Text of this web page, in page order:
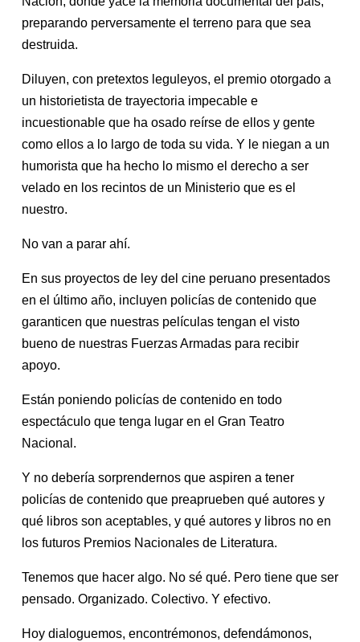
preparando perversamente el terreno para que sea
destruida.
Diluyen, con pretextos leguleyos, el premio otorgado a
un historietista de trayectoria impecable e
incuestionable que ha osado reírse de ellos y gente
como ellos a lo largo de toda su vida. Y le niegan a un
humorista que ha hecho lo mismo el derecho a ser
velado en los recintos de un Ministerio que es el
nuestro.
No van a parar ahí.
En sus proyectos de ley del cine peruano presentados
en el último año, incluyen policías de contenido que
garanticen que nuestras películas tengan el visto
bueno de nuestras Fuerzas Armadas para recibir
apoyo.
Están poniendo policías de contenido en todo
espectáculo que tenga lugar en el Gran Teatro
Nacional.
Y no debería sorprendernos que aspiren a tener
policías de contenido que preaprueben qué autores y
qué libros son aceptables, y qué autores y libros no en
los futuros Premios Nacionales de Literatura.
Tenemos que hacer algo. No sé qué. Pero tiene que ser
pensado. Organizado. Colectivo. Y efectivo.
Hoy dialoguemos, encontrémonos, defendámonos,